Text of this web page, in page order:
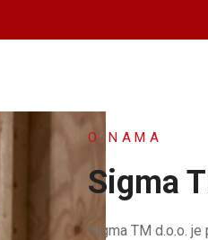
O NAMA
Sigma
Sigma TM d.o.o.